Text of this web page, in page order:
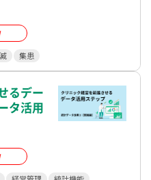
集患
るデー
タ活用